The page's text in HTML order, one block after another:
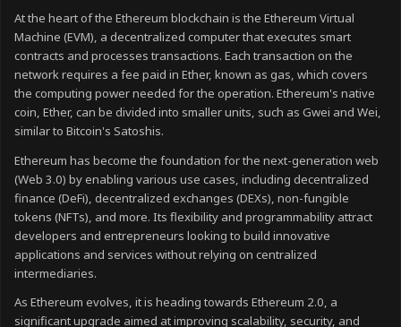
At the heart of the Ethereum blockchain is the Ethereum Virtual
Machine (EVM), a decentralized computer that executes smart
contracts and processes transactions. Each transaction on the
network requires a fee paid in Ether, known as gas, which covers
the computing power needed for the operation. Ethereum's native
coin, Ether, can be divided into smaller units, such as Gwei and Wei,
similar to Bitcoin's Satoshis.
Ethereum has become the foundation for the next-generation web
(Web 3.0) by enabling various use cases, including decentralized
finance (DeFi), decentralized exchanges (DEXs), non-fungible
tokens (NFTs), and more. Its flexibility and programmability attract
developers and entrepreneurs looking to build innovative
applications and services without relying on centralized
intermediaries.
As Ethereum evolves, it is heading towards Ethereum 2.0, a
significant upgrade aimed at improving scalability, security, and